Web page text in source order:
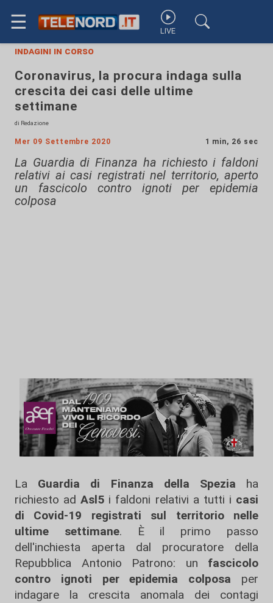
☰ LIVE
indagini in corso
Coronavirus, la procura indaga sulla
crescita dei casi delle ultime
settimane
di Redazione
Mer 09 Settembre 2020 1 min, 26 sec
La Guardia di Finanza ha richiesto i faldoni
relativi ai casi registrati nel territorio, aperto
un fascicolo contro ignoti per epidemia
colposa
La Guardia di Finanza della Spezia ha
richiesto adAsl5 i faldoni relativi a tutti i casi
di Covid-19 registrati sul territorio nelle
ultime settimane. È il primo passo
dell'inchiesta aperta dal procuratore della
Repubblica Antonio Patrono: un fascicolo
contro ignoti per epidemia colposa per
indagare la crescita anomala dei contagi